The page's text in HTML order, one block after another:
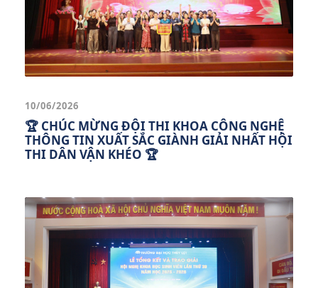
10/06/2026
🏆 CHÚC MỪNG ĐỘI THI KHOA CÔNG NGHỆ
THÔNG TIN XUẤT SẮC GIÀNH GIẢI NHẤT HỘI
THI DÂN VẬN KHÉO 🏆